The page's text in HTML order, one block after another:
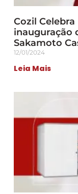
Cozil
inauguração
Sakamoto
12/01/2024
Leia Mais